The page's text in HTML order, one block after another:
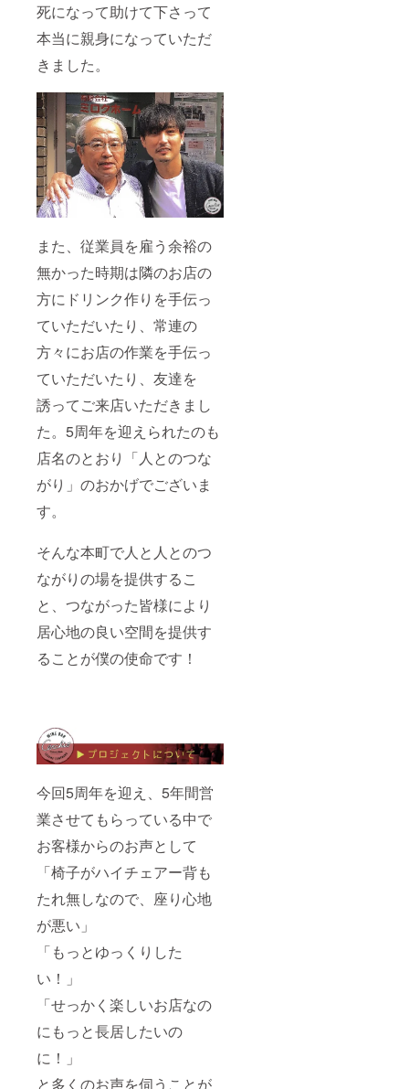
死になって助けて下さって
本当に親身になっていただ
きました。
また、従業員を雇う余裕の
無かった時期は隣のお店の
方にドリンク作りを手伝っ
ていただいたり、常連の
方々にお店の作業を手伝っ
ていただいたり、友達を
誘ってご来店いただきまし
た。5周年を迎えられたのも
店名のとおり「人とのつな
がり」のおかげでございま
す。
そんな本町で人と人とのつ
ながりの場を提供するこ
と、つながった皆様により
居心地の良い空間を提供す
ることが僕の使命です！
今回5周年を迎え、5年間営
業させてもらっている中で
お客様からのお声として
「椅子がハイチェアー背も
たれ無しなので、座り心地
が悪い」
「もっとゆっくりした
い！」
「せっかく楽しいお店なの
にもっと長居したいの
に！」
と多くのお声を伺うことが